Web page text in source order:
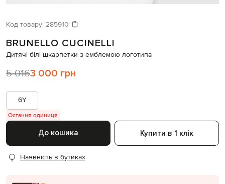
Код товару: 285910
BRUNELLO CUCINELLI
Дитячі білі шкарпетки з емблемою логотипа
5 0163 000 грн
6Y
Остання одиниця
До кошика Купити в 1 клік
Наявність в бутиках